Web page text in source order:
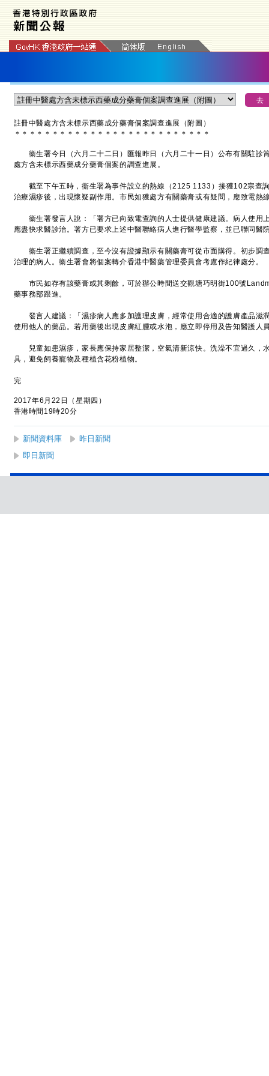
註冊中醫處方含未標示西藥成分藥膏個案調查進展（附圖）
＊ ＊ ＊ ＊ ＊ ＊ ＊ ＊ ＊ ＊ ＊ ＊ ＊ ＊ ＊ ＊ ＊ ＊ ＊ ＊ ＊ ＊ ＊ ＊ ＊ ＊
衞生署今日（六月二十二日）匯報昨日（六月二十一日）公布有關駐診
處方含未標示西藥成分藥膏個案的調查進展。
截至下午五時，衞生署為事件設立的熱線（2125 1133）接獲102宗查
治療濕疹後，出現懷疑副作用。市民如獲處方有關藥膏或有疑問，應致電熱
衞生署發言人說：「署方已向致電查詢的人士提供健康建議。病人使用
應盡快求醫診治。署方已要求上述中醫聯絡病人進行醫學監察，並已聯同醫
衞生署正繼續調查，至今沒有證據顯示有關藥膏可從市面購得。初步調
治理的病人。衞生署會將個案轉介香港中醫藥管理委員會考慮作紀律處分。
市民如存有該藥膏或其剩餘，可於辦公時間送交觀塘巧明街100號
藥事務部跟進。
發言人建議：「濕疹病人應多加護理皮膚，經常使用合適的護膚產品滋
使用他人的藥品。若用藥後出現皮膚紅腫或水泡，應立即停用及告知醫護人
兒童如患濕疹，家長應保持家居整潔，空氣清新涼快。洗澡不宜過久，
具，避免飼養寵物及種植含花粉植物。
完
2017年6月22日（星期四）
香港時間19時20分
新聞資料庫
昨日新聞
即日新聞